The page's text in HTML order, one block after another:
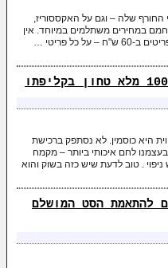
החורף שלה – וגם על האקססוריז,
במחירים משתלמים במיוחד. אין
היא כוסמין. לא נסתפק ברכישת
לחם איכותי ביותר – מקמח
דורש ניפוי . טוב לדעת שיש כזה בשוק והוא
להתאמת הסט המושלם